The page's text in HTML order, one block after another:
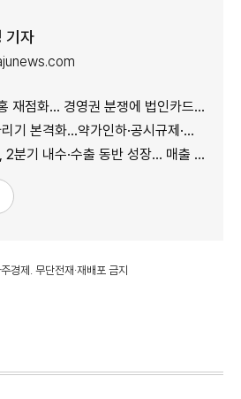
기자
… 경영권 분쟁에 법인카드 의혹까지 '악재 지속'
화…약가인하·공시규제·투자위축까지 '삼중고'
기 내수·수출 동반 성장… 매출 158억원
제. 무단전재·재배포 금지